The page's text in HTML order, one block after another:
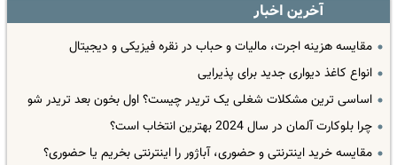
آخرین اخبار
مقایسه هزینه اجرت، مالیات و حباب در نقره فیزیکی و دیجیتال
انواع کاغذ دیواری جدید برای پذیرایی
اساسی ترین مشکلات شغلی یک تریدر چیست؟ اول بخون بعد تریدر شو
چرا بلوکارت آلمان در سال 2024 بهترین انتخاب است؟
مقایسه خرید اینترنتی و حضوری، آباژور را اینترنتی بخریم یا حضوری؟